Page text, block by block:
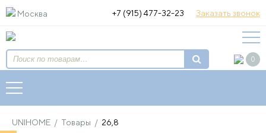
Москва +7 (915) 477-32-23 Заказать звонок
Искать:
0
UNIHOME / Товары / 26,8